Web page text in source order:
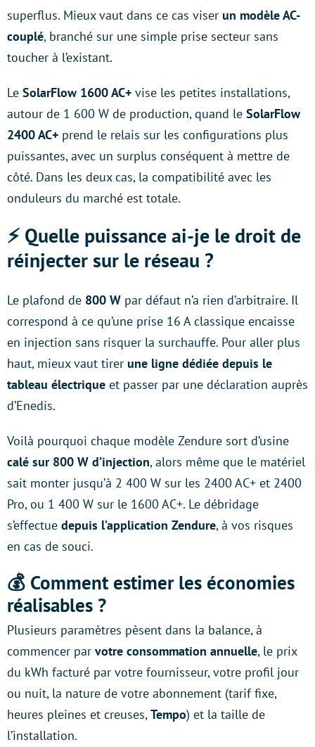
superflus. Mieux vaut dans ce cas viser un modèle AC-
couplé, branché sur une simple prise secteur sans
toucher à l’existant.
Le SolarFlow 1600 AC+ vise les petites installations,
autour de 1 600 W de production, quand le SolarFlow
2400 AC+ prend le relais sur les configurations plus
puissantes, avec un surplus conséquent à mettre de
côté. Dans les deux cas, la compatibilité avec les
onduleurs du marché est totale.
⚡️ Quelle puissance ai-je le droit de
réinjecter sur le réseau ?
Le plafond de 800 W par défaut n’a rien d’arbitraire. Il
correspond à ce qu’une prise 16 A classique encaisse
en injection sans risquer la surchauffe. Pour aller plus
haut, mieux vaut tirer une ligne dédiée depuis le
tableau électrique et passer par une déclaration auprès
d’Enedis.
Voilà pourquoi chaque modèle Zendure sort d’usine
calé sur 800 W d’injection, alors même que le matériel
sait monter jusqu’à 2 400 W sur les 2400 AC+ et 2400
Pro, ou 1 400 W sur le 1600 AC+. Le débridage
s’effectue depuis l’application Zendure, à vos risques
en cas de souci.
💰 Comment estimer les économies
réalisables ?
Plusieurs paramètres pèsent dans la balance, à
commencer par votre consommation annuelle, le prix
du kWh facturé par votre fournisseur, votre profil jour
ou nuit, la nature de votre abonnement (tarif fixe,
heures pleines et creuses,Tempo) et la taille de
l’installation.